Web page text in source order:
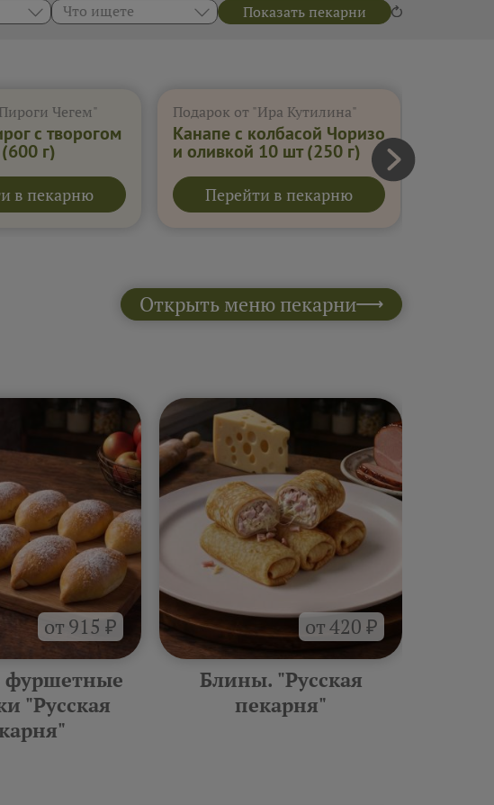
Что ищете Показать пекарни
Чегем"
с творогом
(600 г)
в пекарню
Подарок от "Ира Кутилина"
Канапе с колбасой Чоризо
и оливкой 10 шт(250 г)
Перейти в пекарню
Открыть меню пекарни
от 915 ₽
фуршетные
"Русская
от 420 ₽
Блины. "Русская
пекарня"